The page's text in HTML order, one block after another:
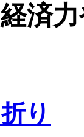
済
り